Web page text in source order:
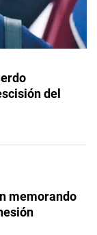
del
memorando